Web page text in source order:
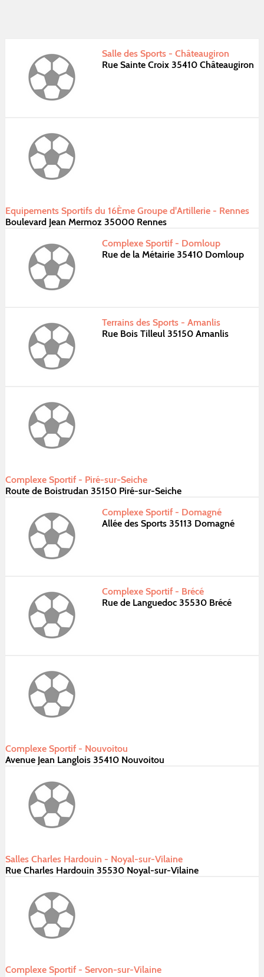
Salle des Sports - Châteaugiron
Rue Sainte Croix 35410 Châteaugiron
Equipements Sportifs du 16Ème Groupe d'Artillerie - Rennes
Boulevard Jean Mermoz 35000 Rennes
Complexe Sportif - Domloup
Rue de la Métairie 35410 Domloup
Terrains des Sports - Amanlis
Rue Bois Tilleul 35150 Amanlis
Complexe Sportif - Piré-sur-Seiche
Route de Boistrudan 35150 Piré-sur-Seiche
Complexe Sportif - Domagné
Allée des Sports 35113 Domagné
Complexe Sportif - Brécé
Rue de Languedoc 35530 Brécé
Complexe Sportif - Nouvoitou
Avenue Jean Langlois 35410 Nouvoitou
Salles Charles Hardouin - Noyal-sur-Vilaine
Rue Charles Hardouin 35530 Noyal-sur-Vilaine
Complexe Sportif - Servon-sur-Vilaine